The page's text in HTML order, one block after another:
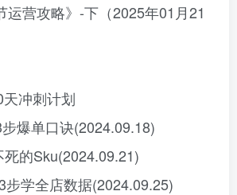
运营攻略》-下（2025年01月21
冲刺计划
爆单口诀(2024.09.18)
的Sku(2024.09.21)
步学全店数据(2024.09.25)